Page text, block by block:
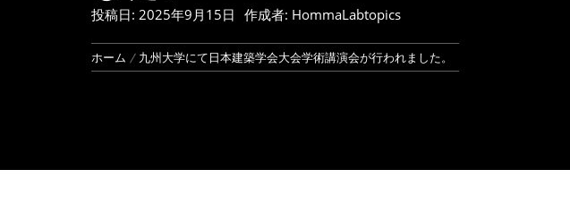
投稿日: 2025年9月15日 作成者: HommaLabtopics
ホーム 九州大学にて日本建築学会大会学術講演会が行われました。